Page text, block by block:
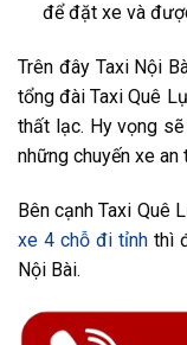
để đặt xe và
Trên đây Taxi Nội
tổng đài Taxi Quê
thất lạc. Hy vọng
những chuyến xe an
Bên cạnh Taxi Quê
xe 4 chỗ đi tỉnh thì
Nội Bài.